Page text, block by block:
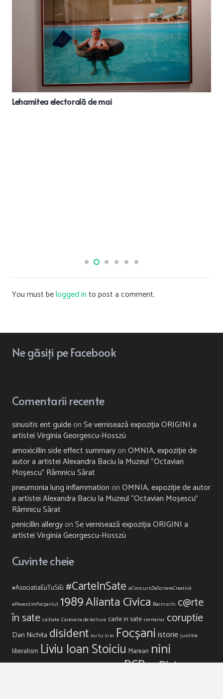
You must belogged into post a comment.
Negăsiți pe Facebook
Comentarii recente
sinusitis ent guideonSe vernisează expoziția ORIGINI a
artistei Virginia Georgescu-Hosszú
amoxicillin side effect summaryonOMNIA, expoziție de
autor a artistei Alexandra Baciu la Muzeul “Octavian
Moșescu” Râmnicu Sărat
pneumonia lung inflammationonOMNIA, expoziție de autor
a artistei Alexandra Baciu la Muzeul “Octavian Moșescu”
Râmnicu Sărat
penicillin allergyonSe vernisează expoziția ORIGINI a
artistei Virginia Georgescu-Hosszú
Cuvinte cheie
#AsociatiaEuTuSiEi #CarteInSate #ConcursDeScriereCreativă
#PovestimFocșaniul 1989Alianta Civica Bacinschi c@rte
în sate calitate Caravana de lectura carte in sate centenar coruptie
Dan Nichita disident eu tu si ei Focșaniistorie justitie
liberalism Liviu Ioan Stoiciu Marean nini
sapunaruOprisan PCR
Piata